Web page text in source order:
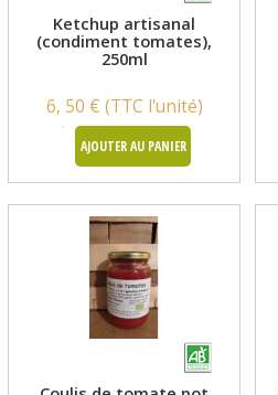
Ketchup artisanal
(condiment tomates),
250ml
6, 50 € (TTC l'unité)
AJOUTER AU PANIER